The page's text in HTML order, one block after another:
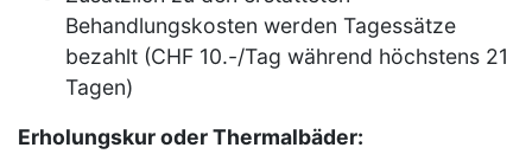
Behandlungskosten werden Tagessätze
bezahlt (CHF 10.-/Tag während höchstens 21
Tagen)
Erholungskur oder Thermalbäder: